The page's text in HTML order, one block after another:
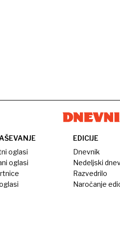
oglasi
oglasi
EDICIJE
Dnevnik
Nedeljski
Razvedrilo
Naročanje